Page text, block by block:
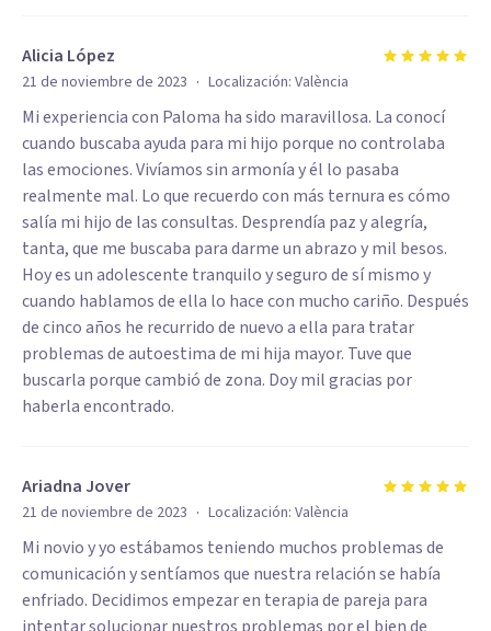
Alicia López
21 de noviembre de 2023 · Localización: València
Mi experiencia con Paloma ha sido maravillosa. La conocí
cuando buscaba ayuda para mi hijo porque no controlaba
las emociones. Vivíamos sin armonía y él lo pasaba
realmente mal. Lo que recuerdo con más ternura es cómo
salía mi hijo de las consultas. Desprendía paz y alegría,
tanta, que me buscaba para darme un abrazo y mil besos.
Hoy es un adolescente tranquilo y seguro de sí mismo y
cuando hablamos de ella lo hace con mucho cariño. Después
de cinco años he recurrido de nuevo a ella para tratar
problemas de autoestima de mi hija mayor. Tuve que
buscarla porque cambió de zona. Doy mil gracias por
haberla encontrado.
Ariadna Jover
21 de noviembre de 2023 · Localización: València
Mi novio y yo estábamos teniendo muchos problemas de
comunicación y sentíamos que nuestra relación se había
enfriado. Decidimos empezar en terapia de pareja para